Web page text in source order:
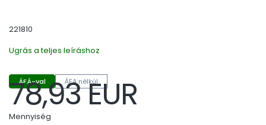
221810
Ugrás a teljes leíráshoz
ÁFÁ-val ÁFA nélkül
Ár
78,93 EUR
Mennyiség